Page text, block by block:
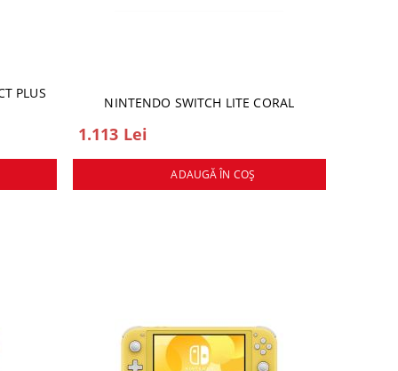
PLUS
NINTENDO SWITCH LITE CORAL
1.113 Lei
ADAUGĂ ÎN COŞ